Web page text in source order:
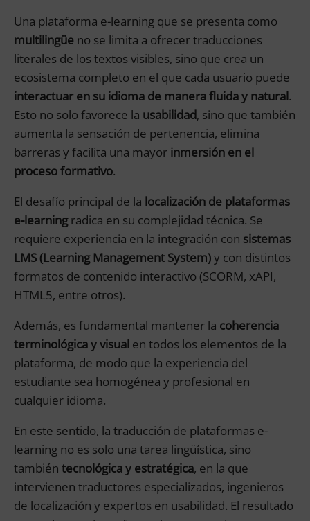
Una plataforma e-learning que se presenta como
multilingüe no se limita a ofrecer traducciones
literales de los textos visibles, sino que crea un
ecosistema completo en el que cada usuario puede
interactuar en su idioma de manera fluida y natural.
Esto no solo favorece la usabilidad, sino que también
aumenta la sensación de pertenencia, elimina
barreras y facilita una mayor inmersión en el
proceso formativo.
El desafío principal de la localización de plataformas
e-learningradica en su complejidad técnica. Se
requiere experiencia en la integración con sistemas
LMS (Learning Management System)y con distintos
formatos de contenido interactivo (SCORM, xAPI,
HTML5, entre otros).
Además, es fundamental mantener la coherencia
terminológica y visual en todos los elementos de la
plataforma, de modo que la experiencia del
estudiante sea homogénea y profesional en
cualquier idioma.
En este sentido, la traducción de plataformas e-
learning no es solo una tarea lingüística, sino
también tecnológica y estratégica, en la que
intervienen traductores especializados, ingenieros
de localización y expertos en usabilidad. El resultado